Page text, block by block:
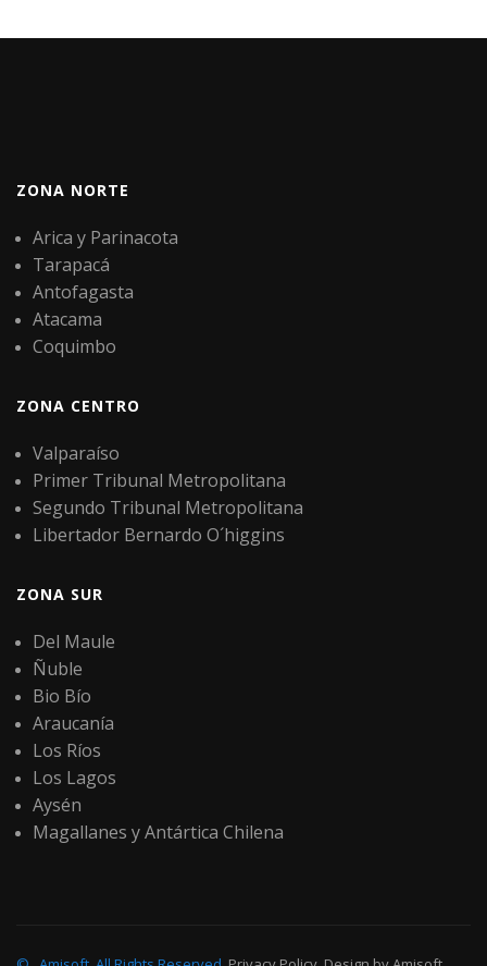
ZONA NORTE
Arica y Parinacota
Tarapacá
Antofagasta
Atacama
Coquimbo
ZONA CENTRO
Valparaíso
Primer Tribunal Metropolitana
Segundo Tribunal Metropolitana
Libertador Bernardo O´higgins
ZONA SUR
Del Maule
Ñuble
Bio Bío
Araucanía
Los Ríos
Los Lagos
Aysén
Magallanes y Antártica Chilena